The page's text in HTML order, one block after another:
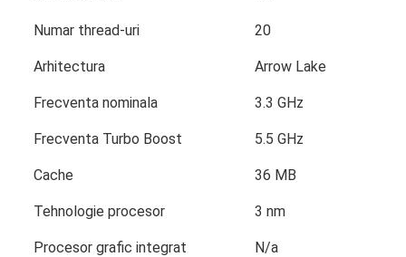
Numar thread-uri 20
Arhitectura Arrow Lake
Frecventa nominala 3.3 GHz
Frecventa Turbo Boost 5.5 GHz
Cache 36 MB
Tehnologie procesor 3 nm
Procesor grafic integrat
N/a